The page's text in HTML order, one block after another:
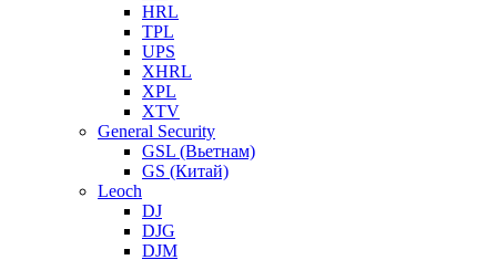
HRL
TPL
UPS
XHRL
XPL
XTV
General Security
GSL (Вьетнам)
GS (Китай)
Leoch
DJ
DJG
DJM